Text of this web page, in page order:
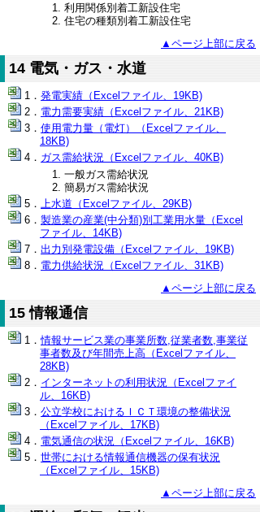
利用関係別着工新設住宅
住宅の種類別着工新設住宅
▲ページ上部に戻る
14 電気・ガス・水道
発電実績（Excelファイル、19KB)
電力需要実績（Excelファイル、21KB)
使用電力量（電灯）（Excelファイル、
18KB)
ガス需給状況（Excelファイル、40KB)
一般ガス需給状況
簡易ガス需給状況
上水道（Excelファイル、29KB)
製造業の産業(中分類)別工業用水量（Excel
ファイル、14KB)
出力別発電設備（Excelファイル、19KB)
電力供給状況（Excelファイル、31KB)
▲ページ上部に戻る
15 情報通信
情報サービス業の事業所数,従業者数,事業従
事者数及び年間売上高（Excelファイル、
28KB)
インターネットの利用状況（Excelファイ
ル、16KB)
公立学校におけるＩＣＴ環境の整備状況
（Excelファイル、17KB)
電気通信の状況（Excelファイル、16KB)
世帯における情報通信機器の保有状況
（Excelファイル、15KB)
▲ページ上部に戻る